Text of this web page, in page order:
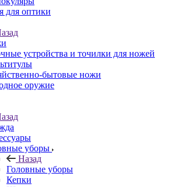
для оптики
устройства и точилки для ножей
бытовые ножи
оружие
уборы
Назад
Головные уборы
Кепки